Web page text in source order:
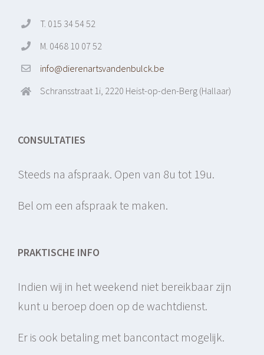
T. 015 34 54 52
M. 0468 10 07 52
info@dierenartsvandenbulck.be
Schransstraat 1i, 2220 Heist-op-den-Berg (Hallaar)
CONSULTATIES
Steeds na afspraak. Open van 8u tot 19u.
Bel om een afspraak te maken.
PRAKTISCHE INFO
Indien wij in het weekend niet bereikbaar zijn
kunt u beroep doen op de wachtdienst.
Er is ook betaling met bancontact mogelijk.